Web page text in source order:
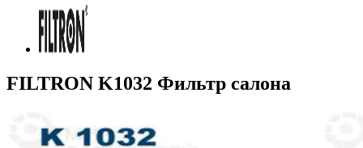
FILTRON K1032 Фильтр салона